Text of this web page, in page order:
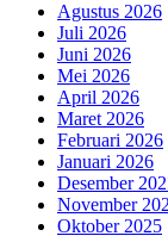
Agustus 2026
Juli 2026
Juni 2026
Mei 2026
April 2026
Maret 2026
Februari 2026
Januari 2026
Desember
November
Oktober 2025